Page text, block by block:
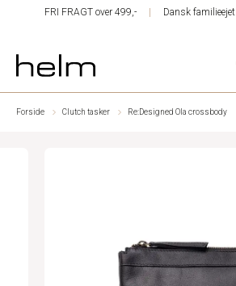
FRI FRAGT over 499,- Dansk familieejet
Forside Clutch tasker Re:Designed Ola crossbody